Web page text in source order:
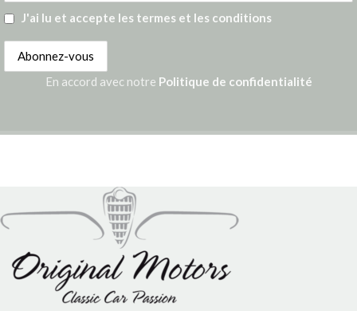
J'ai lu et accepte les termes et les conditions
En accord avec notre Politique de confidentialité